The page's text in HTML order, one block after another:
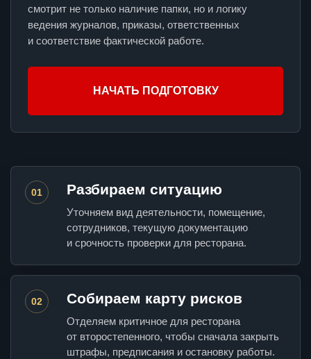
смотрит не только наличие папки, но и логику
ведения журналов, приказы, ответственных
и соответствие фактической работе.
НАЧАТЬ ПОДГОТОВКУ
01 Разбираем ситуацию
Уточняем вид деятельности, помещение,
сотрудников, текущую документацию
и срочность проверки для ресторана.
02 Собираем карту рисков
Отделяем критичное для ресторана
от второстепенного, чтобы сначала закрыть
штрафы, предписания и остановку работы.